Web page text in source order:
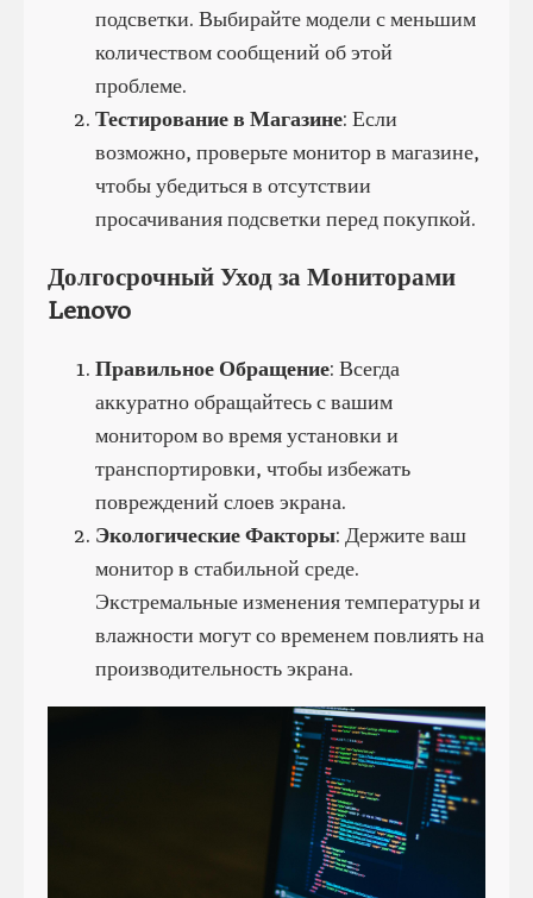
подсветки. Выбирайте модели с меньшим
количеством сообщений об этой
проблеме.
Тестирование в Магазине: Если
возможно, проверьте монитор в магазине,
чтобы убедиться в отсутствии
просачивания подсветки перед покупкой.
Долгосрочный Уход за Мониторами
Lenovo
Правильное Обращение: Всегда
аккуратно обращайтесь с вашим
монитором во время установки и
транспортировки, чтобы избежать
повреждений слоев экрана.
Экологические Факторы: Держите ваш
монитор в стабильной среде.
Экстремальные изменения температуры и
влажности могут со временем повлиять на
производительность экрана.